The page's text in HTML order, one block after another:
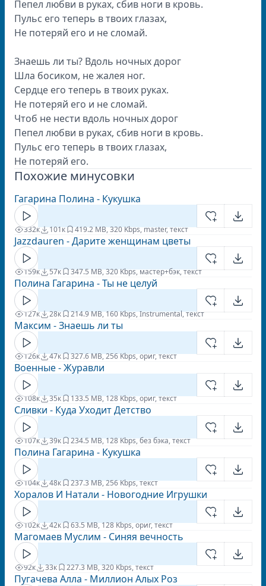
Пепел любви в руках, сбив ноги в кровь.
Пульс его теперь в твоих глазах,
Не потеряй его и не сломай.
Знаешь ли ты? Вдоль ночных дорог
Шла босиком, не жалея ног.
Сердце его теперь в твоих руках.
Не потеряй его и не сломай.
Чтоб не нести вдоль ночных дорог
Пепел любви в руках, сбив ноги в кровь.
Пульс его теперь в твоих глазах,
Не потеряй его.
Похожие минусовки
Гагарина Полина - Кукушка
332к 101к 419.2 MB, 320 Kbps, master, текст
Jazzdauren - Дарите женщинам цветы
159к 57к 347.5 MB, 320 Kbps, мастер+бэк, текст
Полина Гагарина - Ты не целуй
127к 28к 214.9 MB, 160 Kbps, Instrumental, текст
Максим - Знаешь ли ты
126к 47к 327.6 MB, 256 Kbps, ориг, текст
Военные - Журавли
108к 35к 133.5 MB, 128 Kbps, ориг, текст
Сливки - Куда Уходит Детство
107к 39к 234.5 MB, 128 Kbps, без бэка, текст
Полина Гагарина - Кукушка
104к 48к 237.3 MB, 256 Kbps, текст
Хоралов И Натали - Новогодние Игрушки
102к 42к 63.5 MB, 128 Kbps, ориг, текст
Магомаев Муслим - Синяя вечность
92к 33к 227.3 MB, 320 Kbps, текст
Пугачева Алла - Миллион Алых Роз